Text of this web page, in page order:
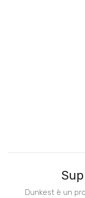
Dunkest è un